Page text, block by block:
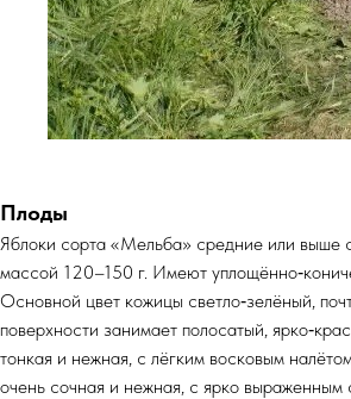
Плоды
Яблоки сорта «Мельба» средние или выше
массой 120–150 г. Имеют
Основной цвет кожицы светло‑зелёный,
поверхности занимает полосатый,
тонкая и нежная, с лёгким восковым
очень сочная и нежная, с ярко выраженным